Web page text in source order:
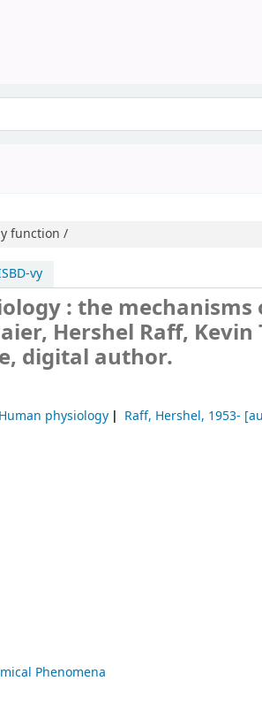
function /
vy
: the mechanisms
Hershel Raff, Kevin
digital author.
physiology Raff, Hershel, 1953-
Phenomena